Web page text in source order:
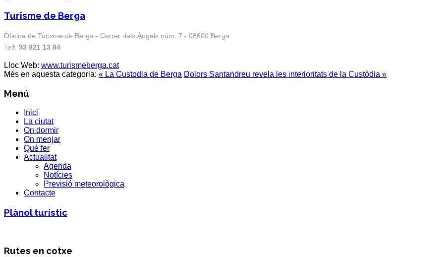
Turisme de Berga
Oficina de Turisme de Berga - Carrer dels Àngels núm. 7 - 08600 Berga
Telf. 93 821 13 84
Lloc Web: www.turismeberga.cat
Més en aquesta categoria: « La Custodia de Berga Dolors Santandreu revela les interioritats de la Custòdia »
Menú
Inici
La ciutat
On dormir
On menjar
Què fer
Actualitat
Agenda
Notícies
Previsió meteorològica
Contacte
Plànol turístic
Rutes en cotxe